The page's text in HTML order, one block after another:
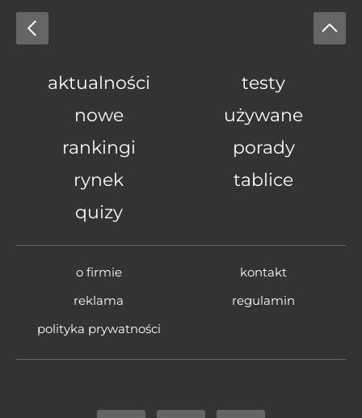
aktualności
testy
nowe
używane
rankingi
porady
rynek
tablice
quizy
o firmie
kontakt
reklama
regulamin
polityka prywatności